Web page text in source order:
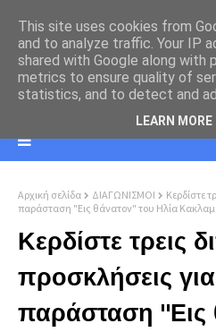
Αρχική σελίδα ΔΙΑΓΩΝΙΣΜΟΙ
Κερδίστε
παράσταση "Εις θάνατον" του Ηλία
Κερδίστε τρεις
προσκλήσεις
παράσταση "Εις
This site uses cookies from
and to analyze traffic. Your IP
shared with Google along with
metrics to ensure quality of
statistics, and to detect and
LEARN MORE